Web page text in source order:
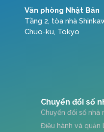
Văn phòng Nhật Bản
Tầng 2, tòa nhà
Chuo-ku, Tokyo
Chuyển đổi số
Chuyển đổi số nhà
Điều hành và quản